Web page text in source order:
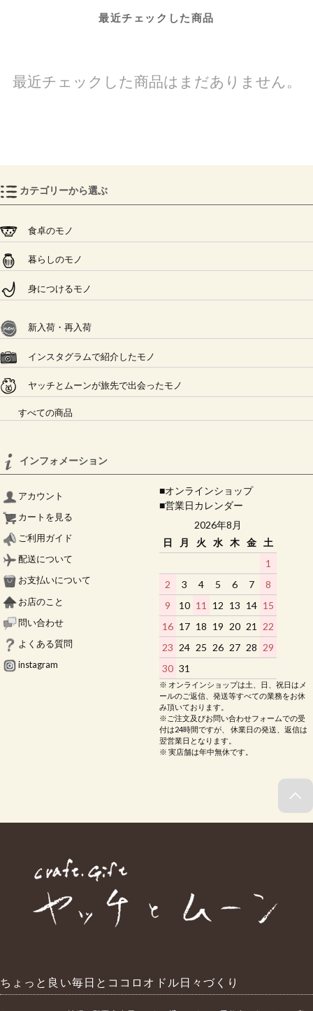
最近チェックした商品
最近チェックした商品はまだありません。
カテゴリーから選ぶ
食卓のモノ
暮らしのモノ
身につけるモノ
新入荷・再入荷
インスタグラムで紹介したモノ
ヤッチとムーンが旅先で出会ったモノ
すべての商品
インフォメーション
アカウント
カートを見る
ご利用ガイド
配送について
お支払いについて
お店のこと
問い合わせ
よくある質問
instagram
■オンラインショップ
■営業日カレンダー
2026年8月
日
月 火 水 木 金
土
1
2
3 4 5 6 7
8
9
10 11 12 13 14 15
16 17 18 19 20 21
22
23 24 25 26 27 28 29
30 31
※ オンラインショップは土、日、祝日はメ
ールのご返信、発送等すべての業務をお休
み頂いております。
※ご注文及びお問い合わせフォームでの受
付は24時間ですが、 休業日の発送、返信は
翌営業日となります。
※ 実店舗は年中無休です。
ちょっと良い毎日とココロオドル日々づくり